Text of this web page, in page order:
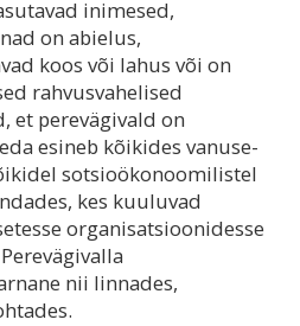
inimesed,
on abielus,
koos või lahus või on
rahvusvahelised
et perevägivald on
esineb kõikides vanuse-
sotsioökonoomilistel
kes kuuluvad
organisatsioonidesse
nii linnades,